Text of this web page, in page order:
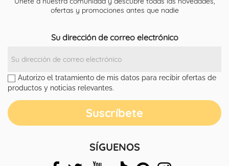
ofertas y promociones antes que nadie
Su dirección de correo electrónico
Autorizo el tratamiento de mis datos para recibir ofertas de
productos y noticias relevantes.
SÍGUENOS